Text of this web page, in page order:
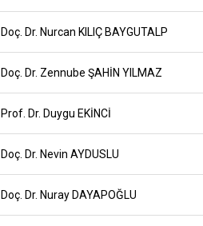
Doç. Dr. Nurcan KILIÇ BAYGUTALP
Doç. Dr. Zennube ŞAHİN YILMAZ
Prof. Dr. Duygu EKİNCİ
Doç. Dr. Nevin AYDUSLU
Doç. Dr. Nuray DAYAPOĞLU